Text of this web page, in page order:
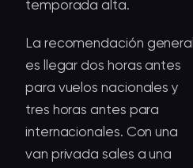
temporada alta.
La recomendación general
es llegar dos horas antes
para vuelos nacionales y
tres horas antes para
internacionales. Con una
van privada sales a una